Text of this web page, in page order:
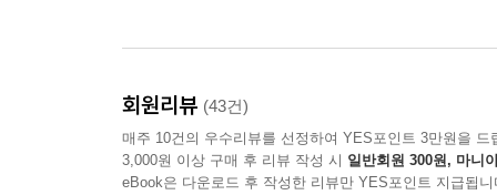
회원리뷰 (43건)
매주 10건의 우수리뷰를 선정하여 YES포인트 3만원을 드
3,000원 이상 구매 후 리뷰 작성 시 일반회원 300원, 마니
eBook은 다운로드 후 작성한 리뷰만 YES포인트 지급됩니